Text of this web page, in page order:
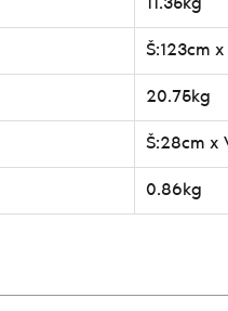
11.35kg
Š:123cm
20.75kg
Š:28cm x
0.86kg